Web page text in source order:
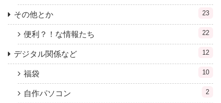
その他とか 23
便利？！な情報たち 22
デジタル関係など 12
福袋 10
自作パソコン 2